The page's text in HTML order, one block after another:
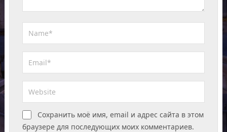
Сохранить моё имя, email и адрес сайта в этом
браузере для последующих моих комментариев.